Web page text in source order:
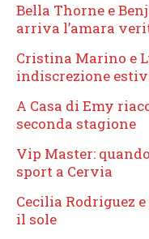
Bella Thorne e
arriva l’amara
Cristina Marino e
indiscrezione
A Casa di Emy
seconda stagione
Vip Master:
sport a Cervia
Cecilia Rodriguez
il sole